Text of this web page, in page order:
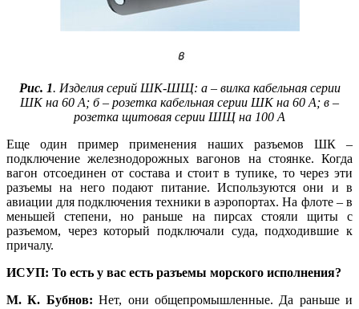
Рис. 1. Изделия серий ШК-ШЩ: а – вилка кабельная серии
ШК на 60 А; б – розетка кабельная серии ШК на 60 А; в –
розетка щитовая серии ШЩ на 100 А
Еще один пример применения наших разъемов ШК –
подключение железнодорожных вагонов на стоянке. Когда
вагон отсоединен от состава и стоит в тупике, то через эти
разъемы на не­го подают питание. Используются они и в
авиации для подключения техники в аэропортах. На флоте – в
меньшей степени, но раньше на пирсах стояли щи­ты с
разъемом, через который подключали су­да, подходившие к
причалу.
ИСУП: То есть у вас есть разъемы морского исполнения?
М. К. Бубнов: Нет, они общепромышленные. Да раньше и